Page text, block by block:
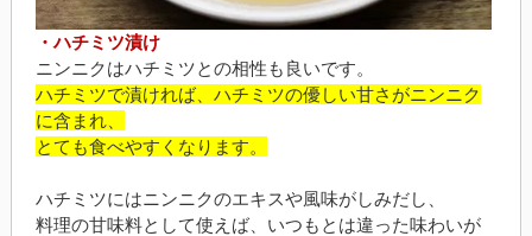
・ハチミツ漬け
ニンニクはハチミツとの相性も良いです。
ハチミツで漬ければ、ハチミツの優しい甘さがニンニク
に含まれ、
とても食べやすくなります。
ハチミツにはニンニクのエキスや風味がしみだし、
料理の甘味料として使えば、いつもとは違った味わいが